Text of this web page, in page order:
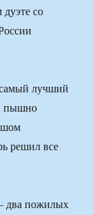
со
лучший
пышно
решил все
два пожилых